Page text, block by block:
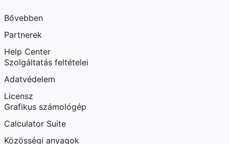
Bővebben
Partnerek
Help Center
Szolgáltatás feltételei
Adatvédelem
Licensz
Grafikus számológép
Calculator Suite
Közösségi anyagok